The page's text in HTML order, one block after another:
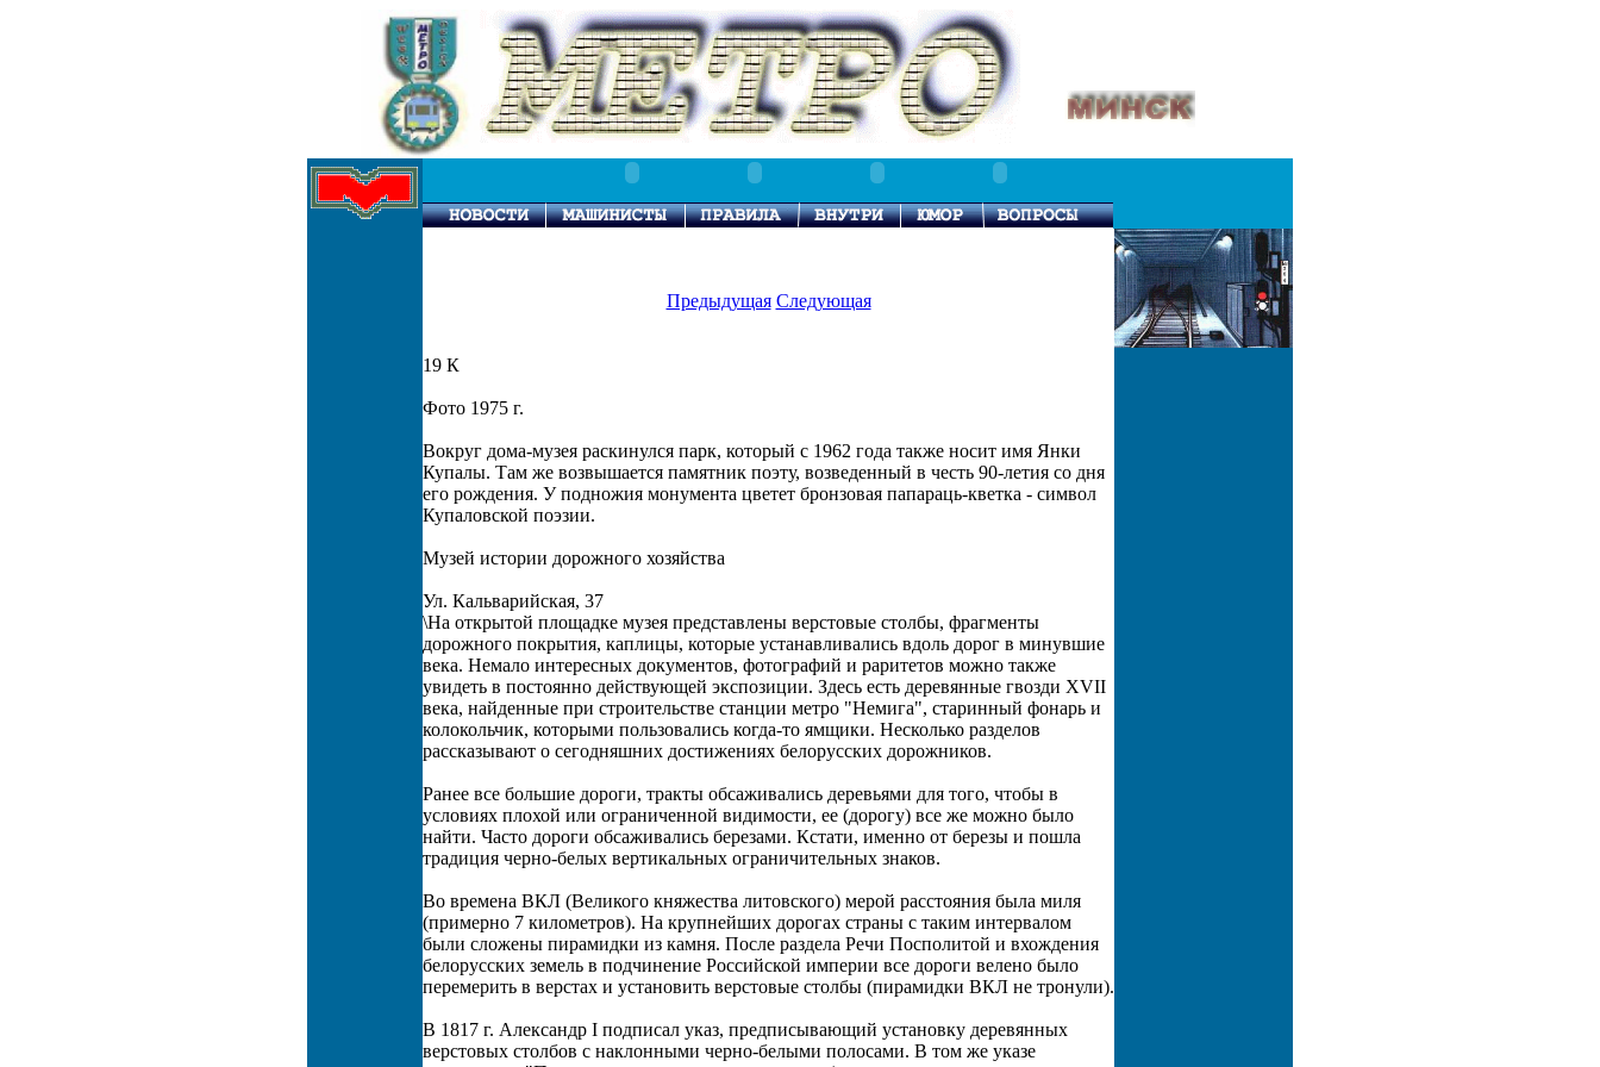
Предыдущая Следующая
19 К
Фото 1975 г.
Вокруг дома-музея раскинулся парк, который с 1962 года также носит имя Янки
Купалы. Там же возвышается памятник поэту, возведенный в честь 90-летия со дня
его рождения. У подножия монумента цветет бронзовая папараць-кветка - символ
Купаловской поэзии.
Музей истории дорожного хозяйства
Ул. Кальварийская, 37
\На открытой площадке музея представлены верстовые столбы, фрагменты
дорожного покрытия, каплицы, которые устанавливались вдоль дорог в минувшие
века. Немало интересных документов, фотографий и раритетов можно также
увидеть в постоянно действующей экспозиции. Здесь есть деревянные гвозди XVII
века, найденные при строительстве станции метро "Немига", старинный фонарь и
колокольчик, которыми пользовались когда-то ямщики. Несколько разделов
рассказывают о сегодняшних достижениях белорусских дорожников.
Ранее все большие дороги, тракты обсаживались деревьями для того, чтобы в
условиях плохой или ограниченной видимости, ее (дорогу) все же можно было
найти. Часто дороги обсаживались березами. Кстати, именно от березы и пошла
традиция черно-белых вертикальных ограничительных знаков.
Во времена ВКЛ (Великого княжества литовского) мерой расстояния была миля
(примерно 7 километров). На крупнейших дорогах страны с таким интервалом
были сложены пирамидки из камня. После раздела Речи Посполитой и вхождения
белорусских земель в подчинение Российской империи все дороги велено было
перемерить в верстах и установить верстовые столбы (пирамидки ВКЛ не тронули).
В 1817 г. Александр I подписал указ, предписывающий установку деревянных
верстовых столбов с наклонными черно-белыми полосами. В том же указе